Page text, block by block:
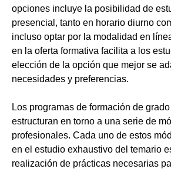
opciones incluye la posibilidad de
presencial, tanto en horario diurno
incluso optar por la modalidad en
en la oferta formativa facilita a los
elección de la opción que mejor se
necesidades y preferencias.
Los programas de formación de
estructuran en torno a una serie de
profesionales. Cada uno de estos
en el estudio exhaustivo del temario
realización de prácticas necesarias